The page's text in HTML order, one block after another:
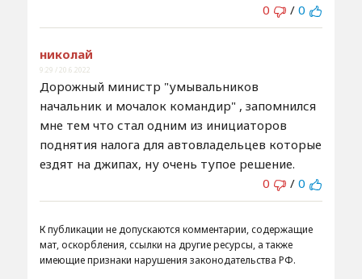
0
/ 0
николай
9:29 / 20.6.2022
Дорожный министр "умывальников
начальник и мочалок командир" , запомнился
мне тем что стал одним из инициаторов
поднятия налога для автовладельцев которые
ездят на джипах, ну очень тупое решение.
0
/ 0
К публикации не допускаются комментарии, содержащие
мат, оскорбления, ссылки на другие ресурсы, а также
имеющие признаки нарушения законодательства РФ.